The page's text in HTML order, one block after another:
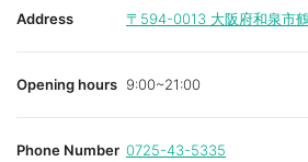
Address 〒594-0013 大阪府和泉市
Opening hours 9:00~21:00
Phone Number 0725-43-5335